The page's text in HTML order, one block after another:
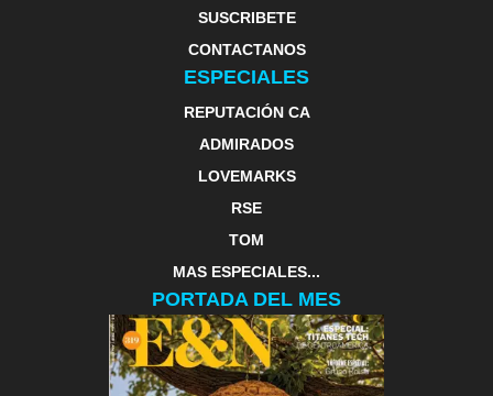
SUSCRIBETE
CONTACTANOS
ESPECIALES
REPUTACIÓN CA
ADMIRADOS
LOVEMARKS
RSE
TOM
MAS ESPECIALES...
PORTADA DEL MES